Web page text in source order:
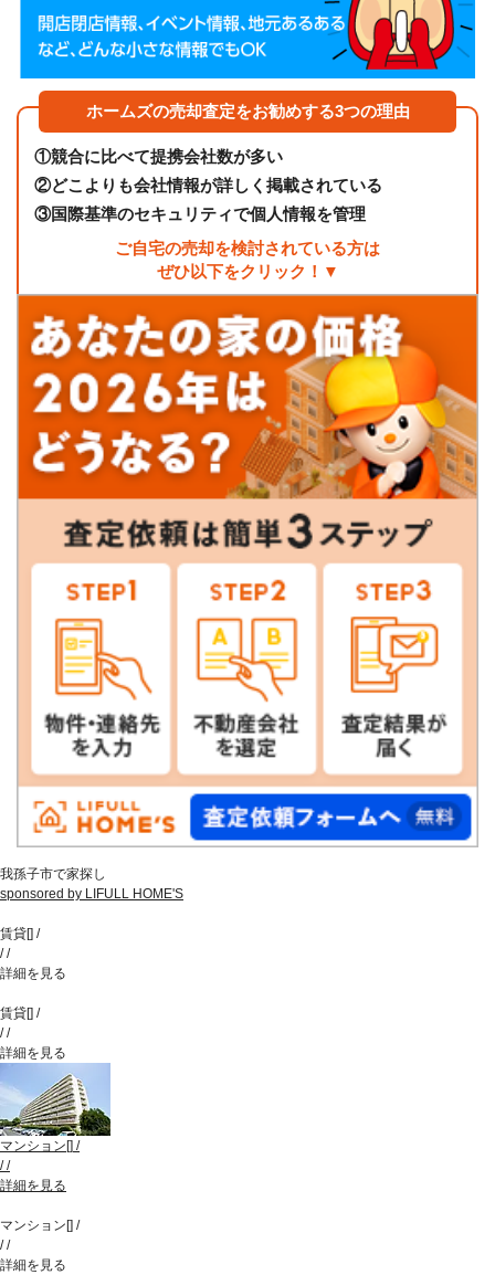
ホームズの売却査定をお勧めする3つの理由
①競合に比べて提携会社数が多い
②どこよりも会社情報が詳しく掲載されている
③国際基準のセキュリティで個人情報を管理
ご自宅の売却を検討されている方は
ぜひ以下をクリック！▼
我孫子市で家探し
sponsored by LIFULL HOME'S
賃貸[] /
//
詳細を見る
賃貸[] /
//
詳細を見る
マンション [] /
//
詳細を見る
マンション [] /
//
詳細を見る